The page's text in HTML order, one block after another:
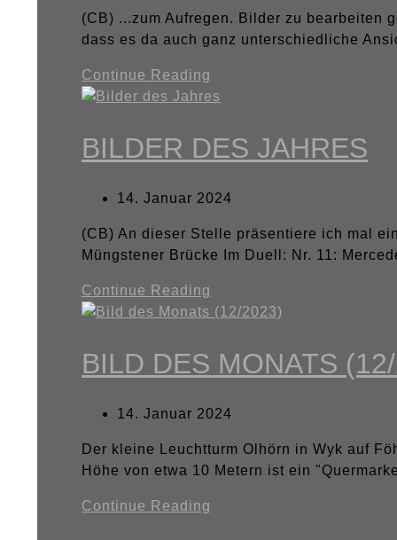
(CB) ...zum Aufregen. Bilder zu bearbeiten
dass es da auch ganz unterschiedliche
Continue Reading
BILDER DES JAHRES
14. Januar 2024
(CB) An dieser Stelle präsentiere ich mal
Müngstener Brücke Im Duell: Nr. 11:
Continue Reading
BILD DES MONATS
14. Januar 2024
Der kleine Leuchtturm Olhörn in Wyk auf
Höhe von etwa 10 Metern ist ein
Continue Reading